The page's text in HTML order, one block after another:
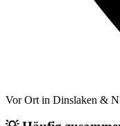
Vor Ort in Dinslaken &